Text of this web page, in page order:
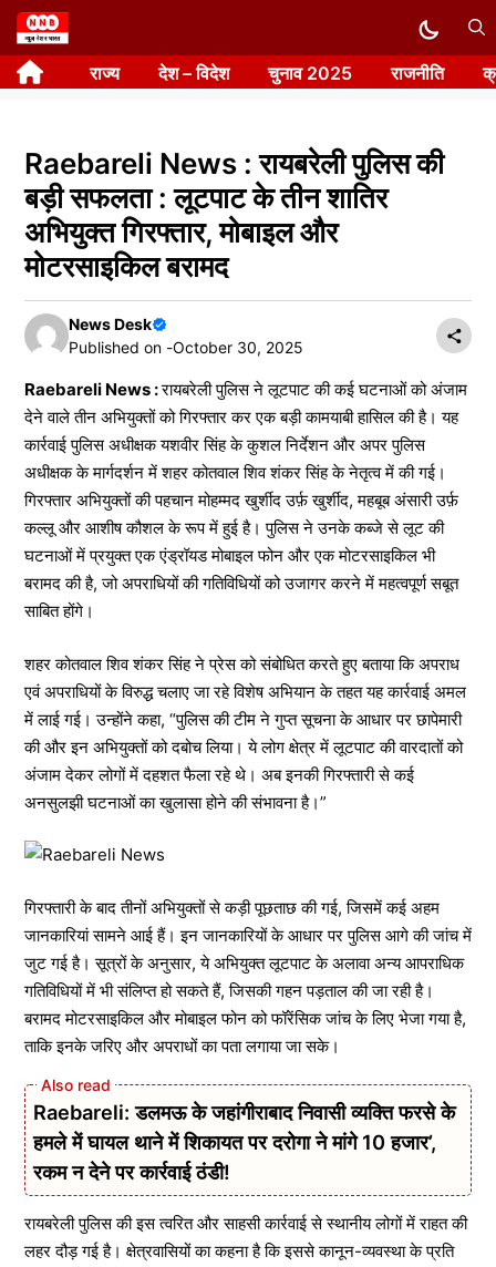
Skip
to
content राज्य देश – विदेश चुनाव 2025 राजनीति
Raebareli News : रायबरेली पुलिस की
बड़ी सफलता : लूटपाट के तीन शातिर
अभियुक्त गिरफ्तार, मोबाइल और
मोटरसाइकिल बरामद
News Desk
Published on -October 30, 2025
Raebareli News :रायबरेली पुलिस ने लूटपाट की कई घटनाओं को अंजाम
देने वाले तीन अभियुक्तों को गिरफ्तार कर एक बड़ी कामयाबी हासिल की है। यह
कार्रवाई पुलिस अधीक्षक यशवीर सिंह के कुशल निर्देशन और अपर पुलिस
अधीक्षक के मार्गदर्शन में शहर कोतवाल शिव शंकर सिंह के नेतृत्व में की गई।
गिरफ्तार अभियुक्तों की पहचान मोहम्मद खुर्शीद उर्फ़ खुर्शीद, महबूब अंसारी उर्फ़
कल्लू और आशीष कौशल के रूप में हुई है। पुलिस ने उनके कब्जे से लूट की
घटनाओं में प्रयुक्त एक एंड्रॉयड मोबाइल फोन और एक मोटरसाइकिल भी
बरामद की है, जो अपराधियों की गतिविधियों को उजागर करने में महत्वपूर्ण सबूत
साबित होंगे।
शहर कोतवाल शिव शंकर सिंह ने प्रेस को संबोधित करते हुए बताया कि अपराध
एवं अपराधियों के विरुद्ध चलाए जा रहे विशेष अभियान के तहत यह कार्रवाई अमल
में लाई गई। उन्होंने कहा, “पुलिस की टीम ने गुप्त सूचना के आधार पर छापेमारी
की और इन अभियुक्तों को दबोच लिया। ये लोग क्षेत्र में लूटपाट की वारदातों को
अंजाम देकर लोगों में दहशत फैला रहे थे। अब इनकी गिरफ्तारी से कई
अनसुलझी घटनाओं का खुलासा होने की संभावना है।”
गिरफ्तारी के बाद तीनों अभियुक्तों से कड़ी पूछताछ की गई, जिसमें कई अहम
जानकारियां सामने आई हैं। इन जानकारियों के आधार पर पुलिस आगे की जांच में
जुट गई है। सूत्रों के अनुसार, ये अभियुक्त लूटपाट के अलावा अन्य आपराधिक
गतिविधियों में भी संलिप्त हो सकते हैं, जिसकी गहन पड़ताल की जा रही है।
बरामद मोटरसाइकिल और मोबाइल फोन को फॉरेंसिक जांच के लिए भेजा गया है,
ताकि इनके जरिए और अपराधों का पता लगाया जा सके।
Raebareli: डलमऊ के जहांगीराबाद निवासी व्यक्ति फरसे के
हमले में घायल थाने में शिकायत पर दरोगा ने मांगे 10 हजार’,
रकम न देने पर कार्रवाई ठंडी!
रायबरेली पुलिस की इस त्वरित और साहसी कार्रवाई से स्थानीय लोगों में राहत की
लहर दौड़ गई है। क्षेत्रवासियों का कहना है कि इससे कानून-व्यवस्था के प्रति